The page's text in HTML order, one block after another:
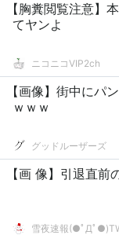
【胸糞閲覧注意】
てヤンよ
ニコニコVIP2ch
【画像】街中にパ
ｗｗｗ
グッドルーザーズ
【画 像】引退直前
雪夜速報(●ﾟДﾟ